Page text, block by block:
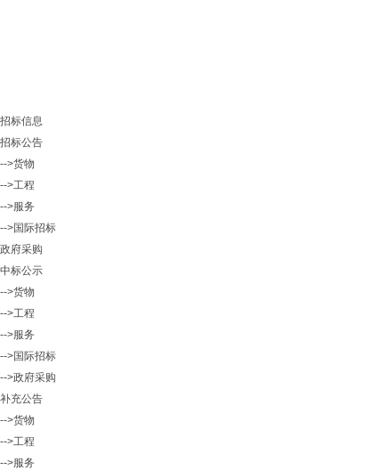
招标信息
招标公告
-->货物
-->工程
-->服务
-->国际招标
政府采购
中标公示
-->货物
-->工程
-->服务
-->国际招标
-->政府采购
补充公告
-->货物
-->工程
-->服务